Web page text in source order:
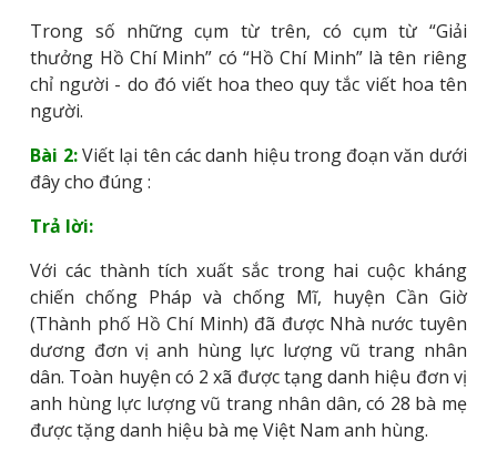
Trong số những cụm từ trên, có cụm từ “Giải
thưởng Hồ Chí Minh” có “Hồ Chí Minh” là tên riêng
chỉ người - do đó viết hoa theo quy tắc viết hoa tên
người.
Bài 2:Viết lại tên các danh hiệu trong đoạn văn dưới
đây cho đúng :
Trả lời:
Với các thành tích xuất sắc trong hai cuộc kháng
chiến chống Pháp và chống Mĩ, huyện Cần Giờ
(Thành phố Hồ Chí Minh) đã được Nhà nước tuyên
dương đơn vị anh hùng lực lượng vũ trang nhân
dân. Toàn huyện có 2 xã được tạng danh hiệu đơn vị
anh hùng lực lượng vũ trang nhân dân, có 28 bà mẹ
được tặng danh hiệu bà mẹ Việt Nam anh hùng.